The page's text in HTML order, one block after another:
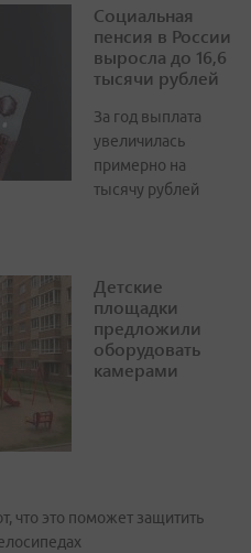
Социальная
пенсия в России
выросла до 16,6
тысячи рублей
За год выплата
увеличилась
примерно на
тысячу рублей
Детские
площадки
предложили
оборудовать
камерами
что это поможет защитить